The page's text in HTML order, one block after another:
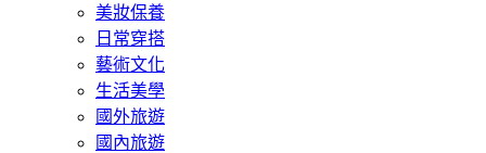
美妝保養
日常穿搭
藝術文化
生活美學
國外旅遊
國內旅遊